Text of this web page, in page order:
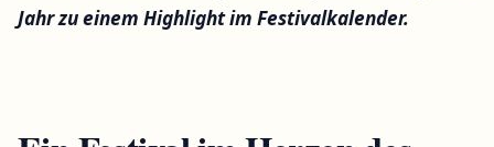
Jahr zu einem Highlight im Festivalkalender.